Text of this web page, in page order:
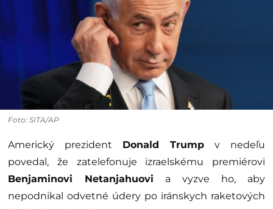
Foto: SITA/AP
Americký prezident Donald Trump v nedeľu
povedal, že zatelefonuje izraelskému premiérovi
Benjaminovi Netanjahuovi a vyzve ho, aby
nepodnikal odvetné údery po iránskych raketových